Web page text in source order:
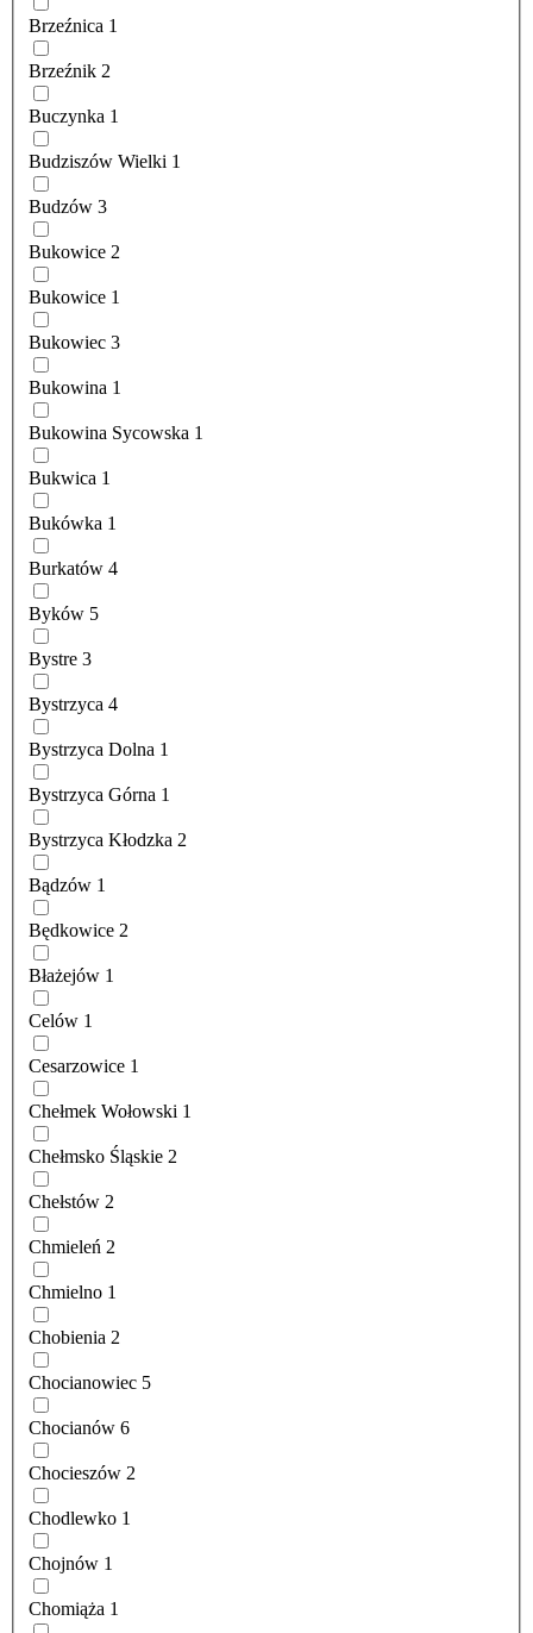
Brzeźnica 1
Brzeźnik 2
Buczynka 1
Budziszów Wielki 1
Budzów 3
Bukowice 2
Bukowice 1
Bukowiec 3
Bukowina 1
Bukowina Sycowska 1
Bukwica 1
Bukówka 1
Burkatów 4
Byków 5
Bystre 3
Bystrzyca 4
Bystrzyca Dolna 1
Bystrzyca Górna 1
Bystrzyca Kłodzka 2
Bądzów 1
Będkowice 2
Błażejów 1
Celów 1
Cesarzowice 1
Chełmek Wołowski 1
Chełmsko Śląskie 2
Chełstów 2
Chmieleń 2
Chmielno 1
Chobienia 2
Chocianowiec 5
Chocianów 6
Chocieszów 2
Chodlewko 1
Chojnów 1
Chomiąża 1